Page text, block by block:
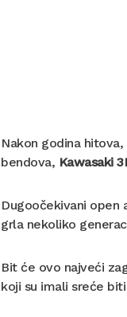
Nakon godina
bendova, Kawasaki
Dugoočekivani
grla nekoliko
Bit će ovo najveći
koji su imali sreće